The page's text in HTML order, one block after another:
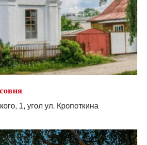
1, угол ул. Кропоткина